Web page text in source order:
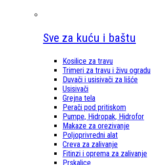
Sve za kuću i baštu
Kosilice za travu
Trimeri za travu i živu ogradu
Duvači i usisivači za lišće
Usisivači
Grejna tela
Perači pod pritiskom
Pumpe, Hidropak, Hidrofor
Makaze za orezivanje
Poljoprivredni alat
Creva za zalivanje
Fitinzi i oprema za zalivanje
Prskalice